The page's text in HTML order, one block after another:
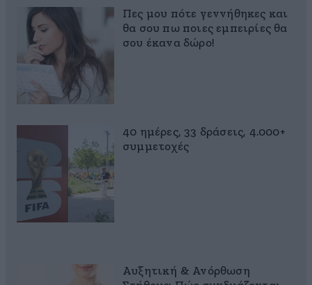
Πες μου πότε γεννήθηκες και
θα σου πω ποιες εμπειρίες θα
σου έκανα δώρο!
40 ημέρες, 33 δράσεις, 4.000+
συμμετοχές
Αυξητική & Ανόρθωση